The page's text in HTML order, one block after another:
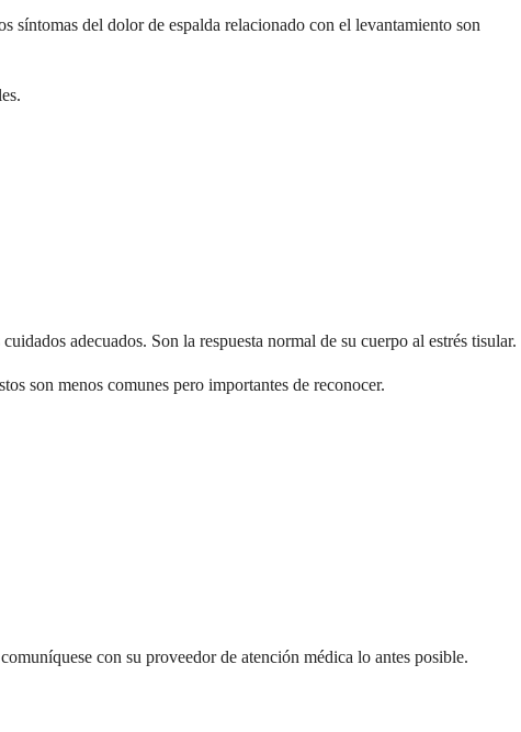
síntomas del dolor de espalda relacionado con el levantamiento son
adecuados. Son la respuesta normal de su cuerpo al estrés tisular.
son menos comunes pero importantes de reconocer.
con su proveedor de atención médica lo antes posible.